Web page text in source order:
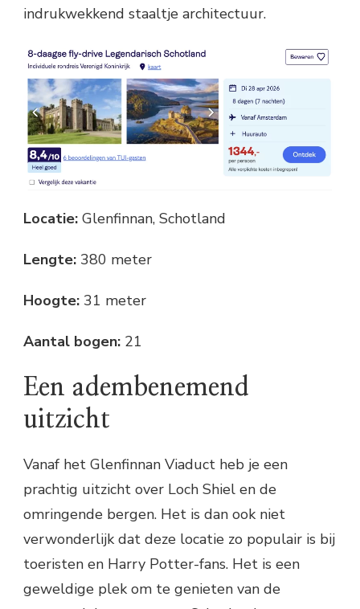
indrukwekkend staaltje architectuur.
Locatie: Glenfinnan, Schotland
Lengte: 380 meter
Hoogte: 31 meter
Aantal bogen: 21
Een adembenemend
uitzicht
Vanaf het Glenfinnan Viaduct heb je een
prachtig uitzicht over Loch Shiel en de
omringende bergen. Het is dan ook niet
verwonderlijk dat deze locatie zo populair is bij
toeristen en Harry Potter-fans. Het is een
geweldige plek om te genieten van de